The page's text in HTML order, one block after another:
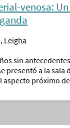
venosa:
Leigha
sin
presentó a la sala
aspecto próximo